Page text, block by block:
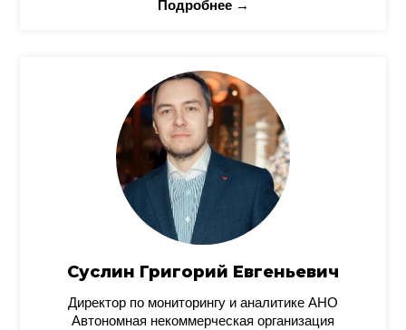
Подробнее →
Суслин Григорий Евгеньевич
Директор по мониторингу и аналитике АНО
Автономная некоммерческая организация